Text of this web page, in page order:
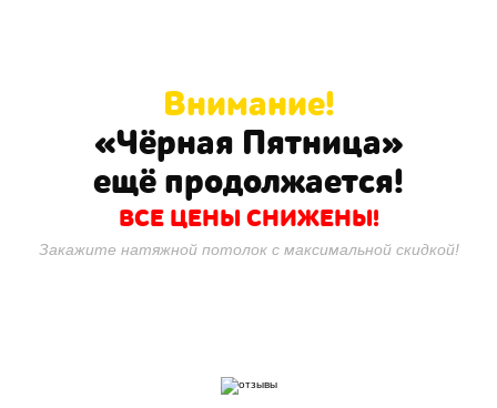
Внимание!
«Чёрная Пятница»
ещё продолжается!
ВСЕ ЦЕНЫ СНИЖЕНЫ!
Закажите натяжной потолок с максимальной скидкой!